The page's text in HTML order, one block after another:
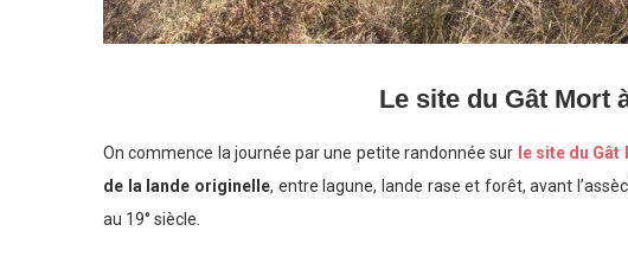
Le site du Gât Mort
On commence la journée par une petite randonnée sur le site du Gât
de la lande originelle, entre lagune, lande rase et forêt, avant
au 19° siècle.